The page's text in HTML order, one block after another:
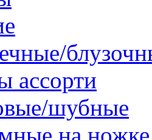
ассорти
шубные
на ножке